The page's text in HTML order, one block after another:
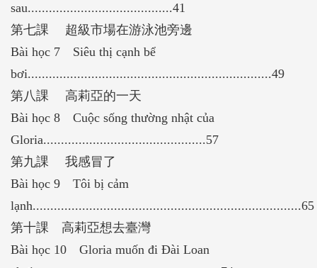
sau.........................................41
第七課 超級市場在游泳池旁邊
Bài học 7 Siêu thị cạnh bể
bơi.....................................................................49
第八課 高莉亞的一天
Bài học 8 Cuộc sống thường nhật của
Gloria..............................................57
第九課 我感冒了
Bài học 9 Tôi bị cảm
lạnh............................................................................65
第十課 高莉亞想去臺灣
Bài học 10 Gloria muốn đi Đài Loan